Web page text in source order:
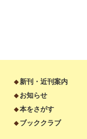
新刊・近刊案内
お知らせ
本をさがす
ブッククラブ